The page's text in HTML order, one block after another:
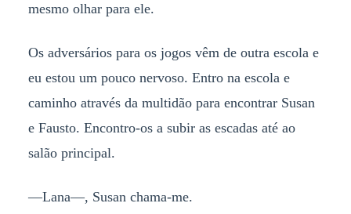
mesmo olhar para ele.
Os adversários para os jogos vêm de outra escola e
eu estou um pouco nervoso. Entro na escola e
caminho através da multidão para encontrar Susan
e Fausto. Encontro-os a subir as escadas até ao
salão principal.
—Lana—, Susan chama-me.